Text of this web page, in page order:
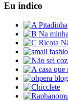
Eu indico